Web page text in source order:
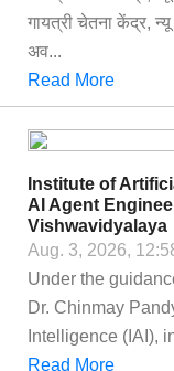
गायत्री चेतना केंद्र,
अव...
Read More
Institute of
AI Agent
Vishwavidyalaya
Aug. 3, 2026,
Under the
Dr. Chinmay
Intelligence (IAI),
Read More